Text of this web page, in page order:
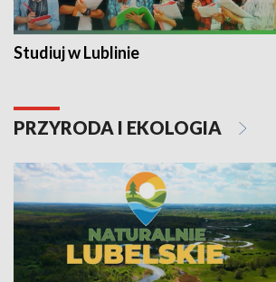
Studiuj w Lublinie
PRZYRODA I EKOLOGIA